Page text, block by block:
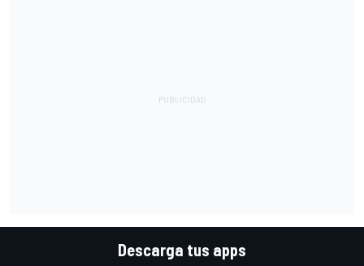
Descarga tus apps